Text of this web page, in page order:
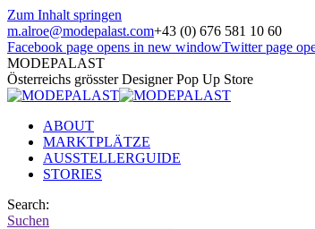
Zum Inhalt springen
m.alroe@modepalast.com+43 (0) 676 581 10 60
Facebook page opens in new windowTwitter page
MODEPALAST
Österreichs grösster Designer Pop Up Store
ABOUT
MARKTPLÄTZE
AUSSTELLERGUIDE
STORIES
Search:
Suchen